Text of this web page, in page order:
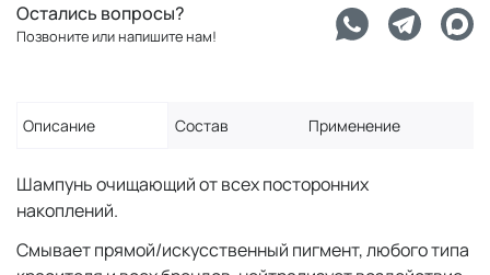
Остались вопросы?
Позвоните или напишите нам!
Описание Состав Применение
Шампунь очищающий от всех посторонних
накоплений.
Смывает прямой/искусственный пигмент, любого типа